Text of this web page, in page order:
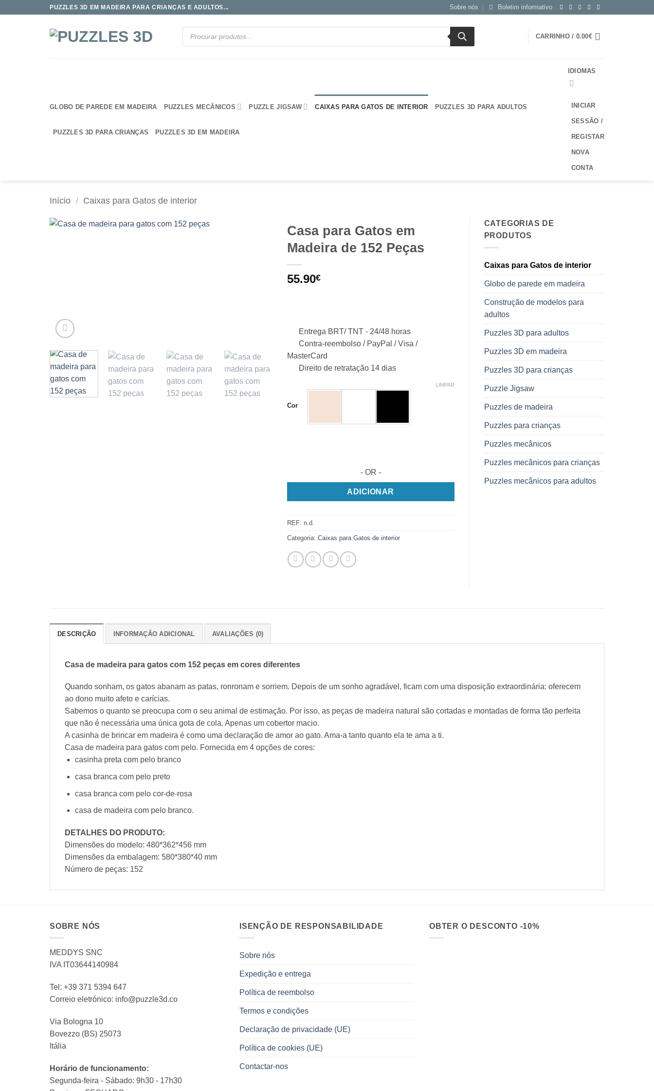
PUZZLES 3D EM MADEIRA PARA CRIANÇAS E ADULTOS... Sobre nós Boletim informativo
Products
search
CARRINHO / 0.00€
GLOBO DE PAREDE EM MADEIRA PUZZLES MECÂNICOS PUZZLE JIGSAW CAIXAS PARA GATOS DE INTERIOR PUZZLES 3D PARA ADULTOS
PUZZLES 3D PARA CRIANÇAS PUZZLES 3D EM MADEIRA
IDIOMAS
INICIAR
SESSÃO /
REGISTAR
NOVA
CONTA
Início / Caixas para Gatos de interior
Casa para Gatos em
Madeira de 152 Peças
55.90€
Entrega BRT/ TNT -24/48 horas
Contra-reembolso / PayPal / Visa /
MasterCard
Direito de retratação 14 dias
Cor
LIMPAR
- OR -
ADICIONAR
REF: n.d.
Categoria: Caixas para Gatos de interior
CATEGORIAS DE
PRODUTOS
Caixas para Gatos de interior
Globo de parede em madeira
Construção de modelos para
adultos
Puzzles 3D para adultos
Puzzles 3D em madeira
Puzzles 3D para crianças
Puzzle Jigsaw
Puzzles de madeira
Puzzles para crianças
Puzzles mecânicos
Puzzles mecânicos para crianças
Puzzles mecânicos para adultos
DESCRIÇÃO INFORMAÇÃO ADICIONAL AVALIAÇÕES (0)
Casa de madeira para gatos com 152 peças em cores diferentes
Quando sonham, os gatos abanam as patas, ronronam e sorriem. Depois de um sonho agradável, ficam com uma disposição extraordinária: oferecem
ao dono muito afeto e carícias.
Sabemos o quanto se preocupa com o seu animal de estimação. Por isso, as peças de madeira natural são cortadas e montadas de forma tão perfeita
que não é necessária uma única gota de cola. Apenas um cobertor macio.
A casinha de brincar em madeira é como uma declaração de amor ao gato. Ama-a tanto quanto ela te ama a ti.
Casa de madeira para gatos com pelo. Fornecida em 4 opções de cores:
casinha preta com pelo branco
casa branca com pelo preto
casa branca com pelo cor-de-rosa
casa de madeira com pelo branco.
DETALHES DO PRODUTO:
Dimensões do modelo: 480*362*456 mm
Dimensões da embalagem: 580*380*40 mm
Número de peças: 152
SOBRE NÓS
MEDDYS SNC
IVA IT03644140984
Tel: +39 371 5394 647
Correio eletrónico: info@puzzle3d.co
Via Bologna 10
Bovezzo (BS) 25073
Itália
Horário de funcionamento:
Segunda-feira - Sábado: 9h30 - 17h30
ISENÇÃO DE RESPONSABILIDADE
Sobre nós
Expedição e entrega
Política de reembolso
Termos e condições
Declaração de privacidade (UE)
Política de cookies (UE)
Contactar-nos
OBTER O DESCONTO -10%